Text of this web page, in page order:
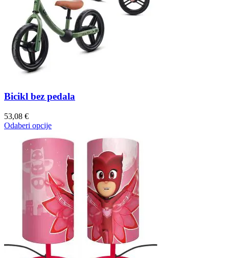
Bicikl bez pedala
53,08 €
Odaberi opcije